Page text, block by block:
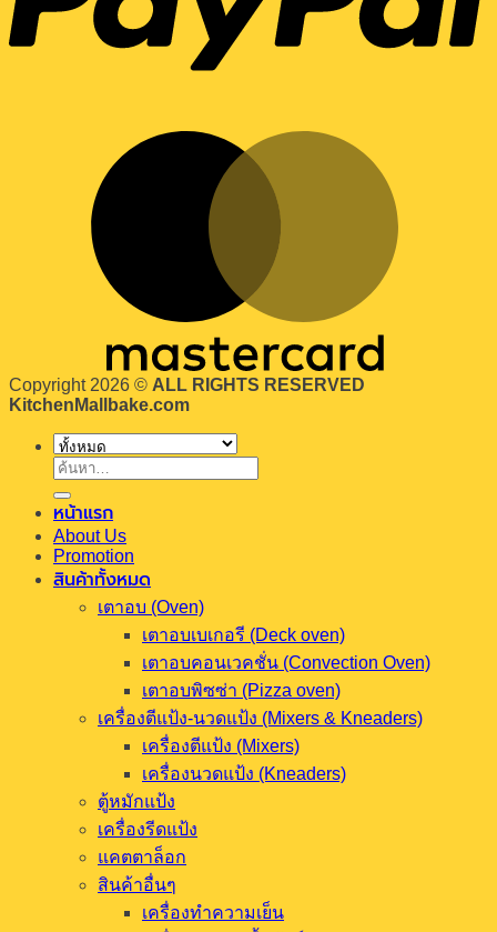
Copyright 2026 © ALL RIGHTS RESERVED
KitchenMallbake.com
ค้นหา:
หน้าแรก
About Us
Promotion
สินค้าทั้งหมด
เตาอบ (Oven)
เตาอบเบเกอรี (Deck oven)
เตาอบคอนเวคชั่น (Convection Oven)
เตาอบพิซซ่า (Pizza oven)
เครื่องตีแป้ง-นวดแป้ง (Mixers & Kneaders)
เครื่องตีแป้ง (Mixers)
เครื่องนวดแป้ง (Kneaders)
ตู้หมักแป้ง
เครื่องรีดแป้ง
แคตตาล็อก
สินค้าอื่นๆ
เครื่องทำความเย็น